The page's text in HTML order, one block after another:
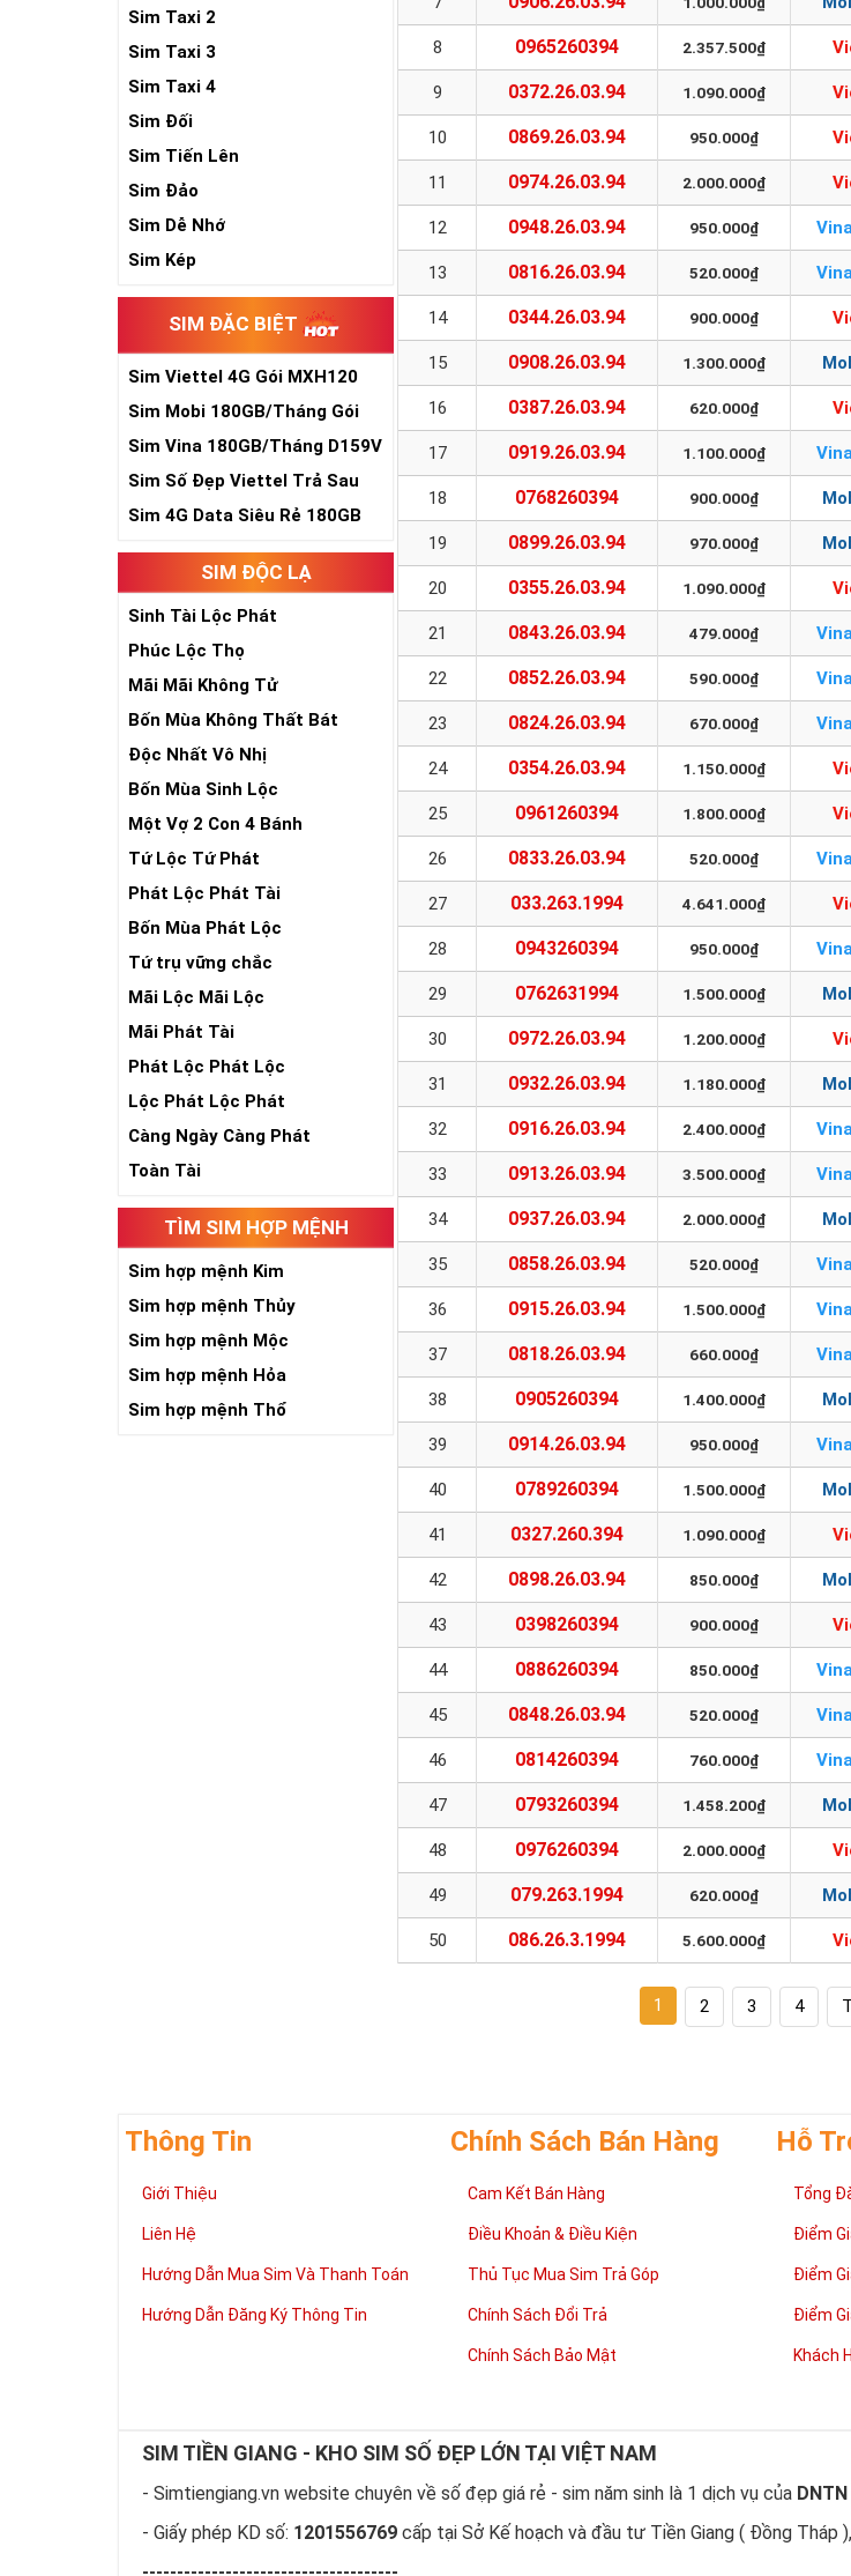
Sim Taxi 2
Sim Taxi 3
Sim Taxi 4
Sim Đối
Sim Tiến Lên
Sim Đảo
Sim Dễ Nhớ
Sim Kép
SIM ĐẶC BIỆT
Sim Viettel 4G Gói MXH120
Siêu Rẻ
Sim Mobi 180GB/Tháng Gói
TK159
Sim Vina 180GB/Tháng D159V
Sim Số Đẹp Viettel Trả Sau
Sim 4G Data Siêu Rẻ 180GB
SIM ĐỘC LẠ
Sinh Tài Lộc Phát
Phúc Lộc Thọ
Mãi Mãi Không Tử
Bốn Mùa Không Thất Bát
Độc Nhất Vô Nhị
Bốn Mùa Sinh Lộc
Một Vợ 2 Con 4 Bánh
Tứ Lộc Tứ Phát
Phát Lộc Phát Tài
Bốn Mùa Phát Lộc
Tứ trụ vững chắc
Mãi Lộc Mãi Lộc
Mãi Phát Tài
Phát Lộc Phát Lộc
Lộc Phát Lộc Phát
Càng Ngày Càng Phát
Toàn Tài
TÌM SIM HỢP MỆNH
Sim hợp mệnh Kim
Sim hợp mệnh Thủy
Sim hợp mệnh Mộc
Sim hợp mệnh Hỏa
Sim hợp mệnh Thổ
8 0965260394 2.357.500₫
9 0372.26.03.94 1.090.000₫
10 0869.26.03.94 950.000₫
11 0974.26.03.94 2.000.000₫
12 0948.26.03.94 950.000₫
13 0816.26.03.94 520.000₫
14 0344.26.03.94 900.000₫
15 0908.26.03.94 1.300.000₫
16 0387.26.03.94 620.000₫
17 0919.26.03.94 1.100.000₫
18 0768260394 900.000₫
19 0899.26.03.94 970.000₫
20 0355.26.03.94 1.090.000₫
21 0843.26.03.94 479.000₫
22 0852.26.03.94 590.000₫
23 0824.26.03.94 670.000₫
24 0354.26.03.94 1.150.000₫
25 0961260394 1.800.000₫
26 0833.26.03.94 520.000₫
27 033.263.1994 4.641.000₫
28 0943260394 950.000₫
29 0762631994 1.500.000₫
30 0972.26.03.94 1.200.000₫
31 0932.26.03.94 1.180.000₫
32 0916.26.03.94 2.400.000₫
33 0913.26.03.94 3.500.000₫
34 0937.26.03.94 2.000.000₫
35 0858.26.03.94 520.000₫
36 0915.26.03.94 1.500.000₫
37 0818.26.03.94 660.000₫
38 0905260394 1.400.000₫
39 0914.26.03.94 950.000₫
40 0789260394 1.500.000₫
41 0327.260.394 1.090.000₫
42 0898.26.03.94 850.000₫
43 0398260394 900.000₫
44 0886260394 850.000₫
45 0848.26.03.94 520.000₫
46 0814260394 760.000₫
47 0793260394 1.458.200₫
48 0976260394 2.000.000₫
49 079.263.1994 620.000₫
50 086.26.3.1994 5.600.000₫
1 2 3 4
Thông Tin
Giới Thiệu
Liên Hệ
Hướng Dẫn Mua Sim Và Thanh Toán
Hướng Dẫn Đăng Ký Thông Tin
Chính Sách Bán Hàng
Cam Kết Bán Hàng
Điều Khoản & Điều Kiện
Thủ Tục Mua Sim Trả Góp
Chính Sách Đổi Trả
Chính Sách Bảo Mật
Hỗ
Tổng
Điểm
Điểm
Điểm
Khách
SIM TIỀN GIANG - KHO SIM SỐ ĐẸP LỚN TẠI VIỆT NAM
- Simtiengiang.vn website chuyên về số đẹp giá rẻ - sim năm sinh là 1 dịch vụ của
- Giấy phép KD số: 1201556769 cấp tại Sở Kế hoạch và đầu tư Tiền Giang ( Đồng Tháp